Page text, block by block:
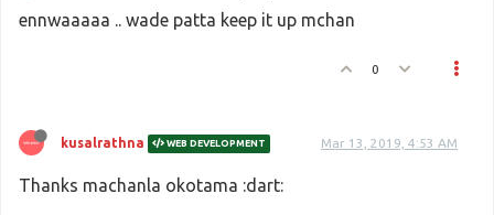
ennwaaaaa .. wade patta keep it up mchan
0
kusalrathna WEB DEVELOPMENT Mar 13, 2019, 4:53 AM
Thanks machanla okotama :dart: